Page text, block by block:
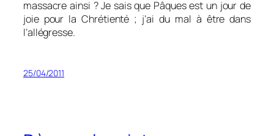
massacre ainsi ? Je sais que Pâques est un jour de
joie pour la Chrétienté ; j’ai du mal à être dans
l’allégresse.
25/04/2011